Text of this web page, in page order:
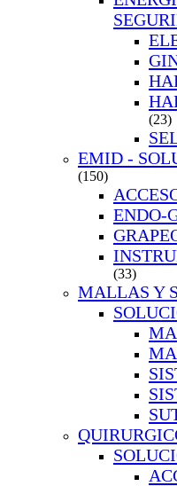
(23)
EMID -
(150)
ENDO-
(33)
MALLAS Y